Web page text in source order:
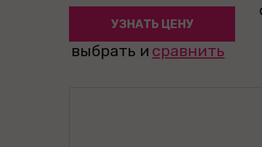
УЗНАТЬ ЦЕНУ
выбрать и сравнить